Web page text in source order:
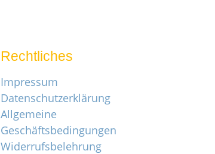
Rechtliches
Impressum
Datenschutzerklärung
Allgemeine
Geschäftsbedingungen
Widerrufsbelehrung